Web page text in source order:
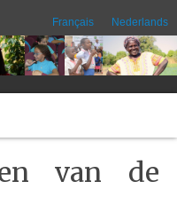
Français Nederlands
van de